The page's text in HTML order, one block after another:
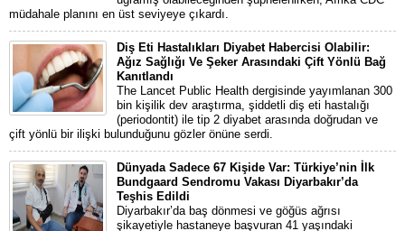
müdahale planını en üst seviyeye çıkardı.
Diş Eti Hastalıkları Diyabet Habercisi Olabilir:
Ağız Sağlığı Ve Şeker Arasındaki Çift Yönlü Bağ
Kanıtlandı
The Lancet Public Health dergisinde yayımlanan 300
bin kişilik dev araştırma, şiddetli diş eti hastalığı
(periodontit) ile tip 2 diyabet arasında doğrudan ve
çift yönlü bir ilişki bulunduğunu gözler önüne serdi.
Dünyada Sadece 67 Kişide Var: Türkiye’nin İlk
Bundgaard Sendromu Vakası Diyarbakır’da
Teşhis Edildi
Diyarbakır’da baş dönmesi ve göğüs ağrısı
şikayetiyle hastaneye başvuran 41 yaşındaki